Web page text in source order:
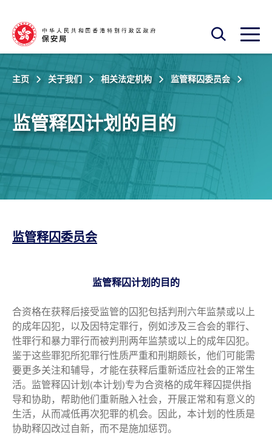
开启搜寻框
开启
主页 关于我们 相关法定机构 监管释囚委员会
监管释囚计划的目的
监管释囚委员会
监管释囚计划的目的
合资格在获释后接受监管的囚犯包括判刑六年监禁或以上
的成年囚犯，以及因特定罪行，例如涉及三合会的罪行、
性罪行和暴力罪行而被判刑两年监禁或以上的成年囚犯。
鉴于这些罪犯所犯罪行性质严重和刑期颇长，他们可能需
要更多关注和辅导，才能在获释后重新适应社会的正常生
活。监管释囚计划(本计划)专为合资格的成年释囚提供指
导和协助，帮助他们重新融入社会，开展正常和有意义的
生活，从而减低再次犯罪的机会。因此，本计划的性质是
协助释囚改过自新，而不是施加惩罚。